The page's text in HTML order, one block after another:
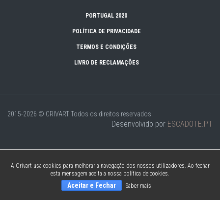
PORTUGAL 2020
POLÍTICA DE PRIVACIDADE
TERMOS E CONDIÇÕES
LIVRO DE RECLAMAÇÕES
2015-2026 © CRIVARTTodos os direitos reservados.
Desenvolvido por ESCADOTE.PT
A Crivart usa cookies para melhorar a navegação dos nossos utilizadores. Ao fechar
esta mensagem aceita a nossa política de cookies.
Aceitar e Fechar Saber mais